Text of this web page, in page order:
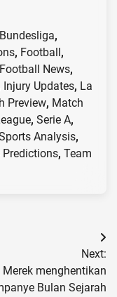
Bundesliga,
, Football ,
Football News,
Injury Updates, La
Preview, Match
, Serie A,
Analysis,
Predictions, Team
Next:
Merek menghentikan
Bulan Sejarah